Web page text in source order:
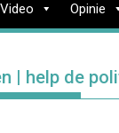
Video Opinie
| help de